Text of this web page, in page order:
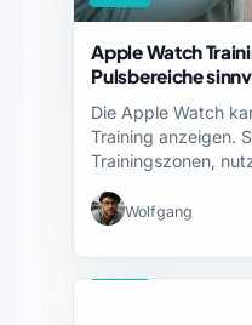
Apple Watch
Pulsbereiche
Die Apple Watch
Training anzeigen.
Trainingszonen,
Wolfgang